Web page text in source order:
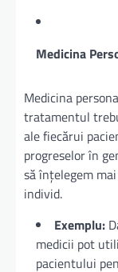
Medicina
Medicina
tratamentul
ale fiecărui
progreselor în
să înțelegem
individ.
Exemplu:
medicii pot
pacientului